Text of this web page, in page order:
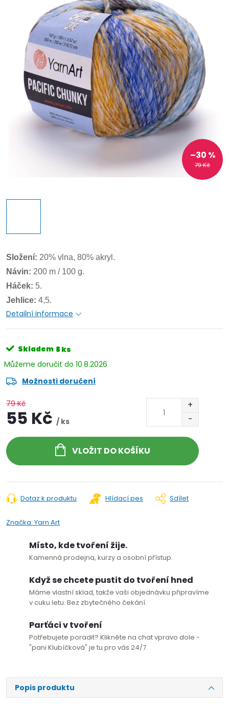
79 Kč
–30 %
Složení: 20% vlna, 80% akryl.
Návin: 200 m / 100 g.
Háček: 5.
Jehlice: 4,5.
Detailní informace
Skladem 8 ks
10.8.2026
Možnosti doručení
79 Kč
55 Kč / ks
VLOŽIT DO KOŠÍKU
Dotaz k produktu Hlídací pes Sdílet
Značka: Yarn Art
Místo, kde tvoření žije.
Kamenná prodejna, kurzy a osobní přístup.
Když se chcete pustit do tvoření hned
Máme vlastní sklad, takže vaši objednávku připravíme
v cuku letu. Bez zbytečného čekání.
Parťáci v tvoření
Potřebujete poradit? Klikněte na chat vpravo dole -
"pani Klubíčková" je tu pro vás 24/7.
Popis produktu